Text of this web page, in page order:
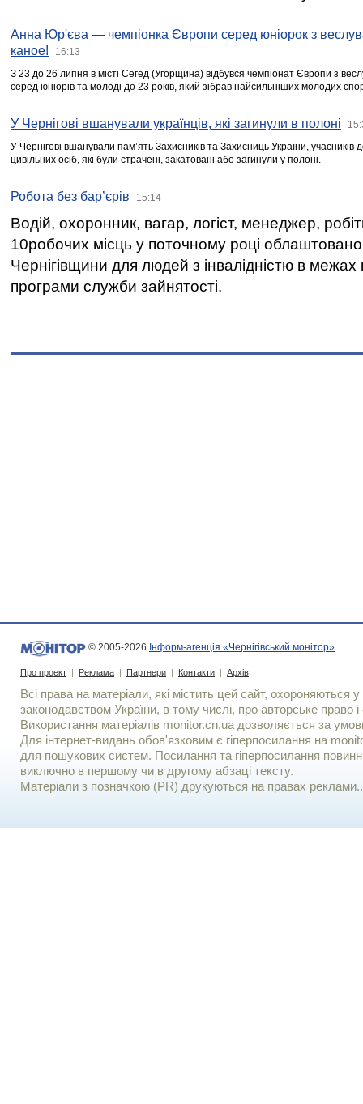
Анна Юр'єва — чемпіонка Європи серед юніорок з
каное!
16:13
З 23 до 26 липня в місті Сегед (Угорщина) відбувся чемпіонат Європи з
серед юніорів та молоді до 23 років, який зібрав найсильніших молодих
У Чернігові вшанували українців, які загинули в полоні
У Чернігові вшанували пам’ять Захисників та Захисниць України,
цивільних осіб, які були страчені, закатовані або загинули у полоні.
Робота без бар’єрів 15:14
Водій, охоронник, вагар, логіст, менеджер,
10робочих місць у поточному році
Чернігівщини для людей з інвалідністю в межах
програми служби зайнятості.
© 2005-2026 Інформ-агенція «Чернігівський монітор»
Про проект | Реклама | Партнери | Контакти | Архів
Всі права на матеріали, які містить цей сайт, охороняються у
законодавством України, в тому числі, про авторське право і
Використання матерiалiв monitor.cn.ua дозволяється за
Для iнтернет-видань обов'язковим є гiперпосилання на
для пошукових систем. Посилання та гіперпосилання
виключно в першому чи в другому абзаці тексту.
Матеріали з позначкою (PR) друкуються на правах реклами..